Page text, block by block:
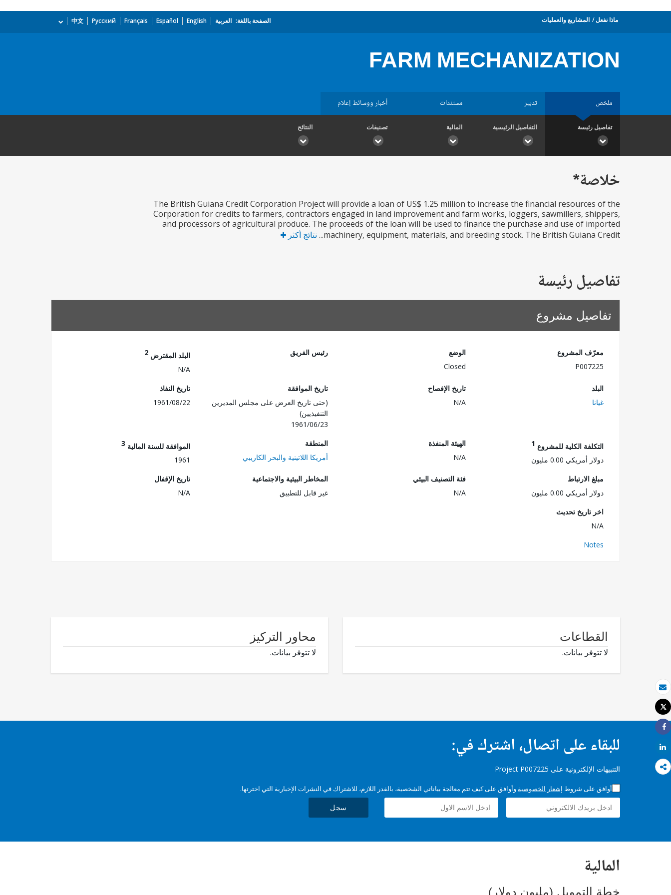
بريد الكتروني
طباعة
Tweet
Share
Share
ماذا نفعل المشاريع والعمليات الصفحة باللغة: العربية English
Español
Français
Русский
中文
FARM MECHANIZATION
ملخص تدبير مستندات أخبار ووسائط إعلام
تفاصيل رئيسة التفاصيل الرئيسية المالية تصنيفات النتائج
خلاصة*
The British Guiana Credit Corporation Project will provide a loan of US$ 1.25 million to increase the financial resources of the
Corporation for credits to farmers, contractors engaged in land improvement and farm works, loggers, sawmillers, shippers,
and processors of agricultural produce. The proceeds of the loan will be used to finance the purchase and use of imported
machinery, equipment, materials, and breeding stock. The British Guiana Credit...
نتائج أكثر
تفاصيل رئيسة
تفاصيل مشروع
معرّف المشروع
P007225
الوضع
Closed
رئيس الفريق البلد المقترض 2
N/A
البلد
غيانا
تاريخ الإفصاح
N/A
تاريخ الموافقة
(حتى تاريخ العرض على مجلس المديرين
التنفيذيين)
1961/06/23
تاريخ النفاذ
1961/08/22
التكلفة الكلية للمشروع 1
دولار أمريكي 0.00 مليون
الهيئة المنفذة
N/A
المنطقة
أمريكا اللاتينية والبحر الكاريبي
الموافقة للسنة المالية 3
1961
مبلغ الارتباط
دولار أمريكي 0.00 مليون
فئة التصنيف البيئي
N/A
المخاطر البيئية والاجتماعية
غير قابل للتطبيق
تاريخ الإقفال
N/A
اخر تاريخ تحديث
N/A
Notes
القطاعات
لا تتوفر بيانات.
محاور التركيز
لا تتوفر بيانات.
للبقاء على اتصال، اشترك في:
التنبيهات الإلكترونية على Project P007225
أوافق على شروط إشعار الخصوصية وأوافق على كيف تتم معالجة بياناتي الشخصية، بالقدر اللازم، للاشتراك في النشرات الإخبارية التي اخترتها.
سجل
المالية
خطة التمويل (مليون دولار)